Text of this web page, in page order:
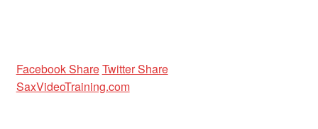
Facebook ShareTwitter Share
SaxVideoTraining.com